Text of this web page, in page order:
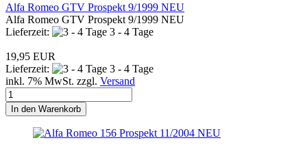
Alfa Romeo GTV Prospekt 9/1999 NEU
Alfa Romeo GTV Prospekt 9/1999 NEU
Lieferzeit:
3 - 4 Tage
19,95 EUR
Lieferzeit:
3 - 4 Tage
inkl. 7% MwSt. zzgl. Versand
In den Warenkorb